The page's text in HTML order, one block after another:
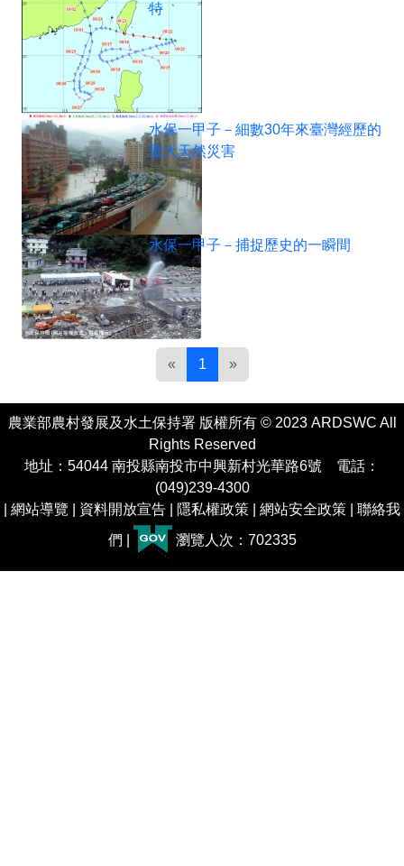
特
水保一甲子－細數30年來臺灣經歷的
重大天然災害
水保一甲子－捕捉歷史的一瞬間
« 1 »
農業部農村發展及水土保持署 版權所有 © 2023 ARDSWC All
Rights Reserved
地址：54044 南投縣南投市中興新村光華路6號 電話：
(049)239-4300
網站導覽 資料開放宣告 隱私權政策 網站安全政策 聯絡我
們 瀏覽人次：702335